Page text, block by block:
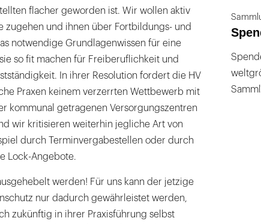
flacher geworden ist. Wir wollen aktiv
zugehen und ihnen über Fortbildungs- und
notwendige Grundlagenwissen für eine
so fit machen für Freiberuflichkeit und
In ihrer Resolution fordert die HV
Praxen keinem verzerrten Wettbewerb mit
kommunal getragenen Versorgungszentren
wir kritisieren weiterhin jegliche Art von
durch Terminvergabestellen oder durch
Lock-Angebote.
werden! Für uns kann der jetzige
nur dadurch gewährleistet werden,
zukünftig in ihrer Praxisführung selbst